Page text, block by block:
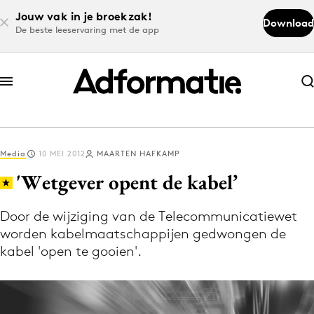
Jouw vak in je broekzak!
De beste leeservaring met de app
Download
Abonneer nu
Abonneer nu
Log in
Download de app
Volg het laatste nieuws via de Adformatie
Nieuws app
Media 10 MEI 2012 MAARTEN HAFKAMP
'Wetgever opent de kabel’
Door de wijziging van de Telecommunicatiewet
worden kabelmaatschappijen gedwongen de
kabel 'open te gooien'.